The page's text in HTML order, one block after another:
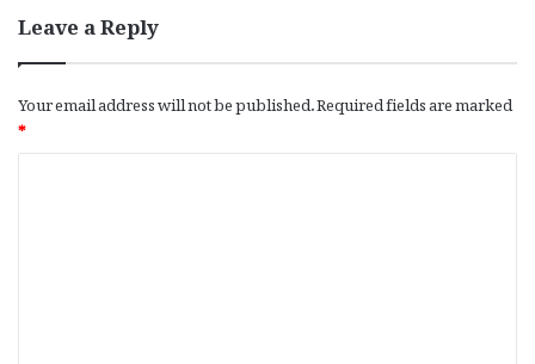
Leave a Reply
Your email address will not be published.Required fields are marked
*